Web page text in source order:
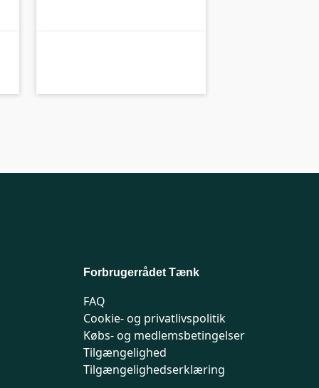
Forbrugerrådet Tænk
FAQ
Cookie- og privatlivspolitik
Købs- og medlemsbetingelser
Tilgængelighed
Tilgængelighedserklæring